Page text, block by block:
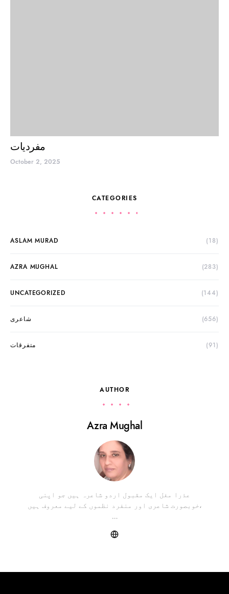
مفردیات
October 2, 2025
CATEGORIES
ASLAM MURAD (18)
AZRA MUGHAL (283)
UNCATEGORIZED (144)
شاعری (656)
متفرقات (91)
AUTHOR
Azra Mughal
عذرا مغل ایک مقبول اردو شاعرہ ہیں جو اپنی
خوبصورت شاعری اور منفرد نظموں کے لیے معروف ہیں،
…